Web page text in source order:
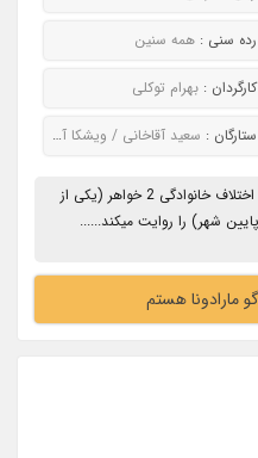
رده سنی : همه سنین
کارگردان : بهرام توکلی
ستارگان : سعید آقاخانی / ویشکا آسایش / گلاب آدینه / بابک حمیدیان
من دیه گو مارادونا هستم داستان اختلاف خانوادگی 2 خواهر (یکی از
شهر) را روایت میکند......
مارادونا هستم